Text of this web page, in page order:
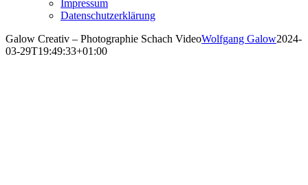
Impressum
Datenschutzerklärung
Galow Creativ – Photographie Schach VideoWolfgang Galow2024-
03-29T19:49:33+01:00